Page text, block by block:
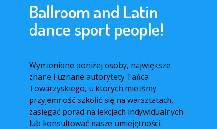
Ballroom and Latin
dance sport people!
Wymienione poniżej osoby, największe
znane i uznane autorytety Tańca
Towarzyskiego, u których mieliśmy
przyjemność szkolić się na warsztatach,
zasięgać porad na lekcjach indywidualnych
lub konsultować nasze umiejętności.